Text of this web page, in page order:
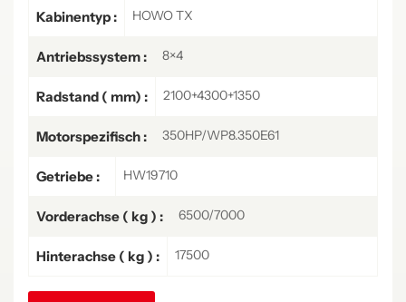
Kabinentyp : HOWO TX
Antriebssystem : 8×4
Radstand ( mm) : 2100+4300+1350
Motorspezifisch : 350HP/WP8.350E61
Getriebe : HW19710
Vorderachse ( kg ) : 6500/7000
Hinterachse ( kg ) : 17500